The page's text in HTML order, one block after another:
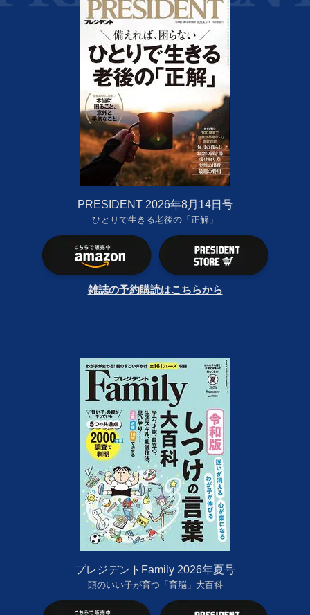
PRESIDENT 2026年8月14日号
ひとりで生きる老後の「正解」
雑誌の予約購読はこちらから
プレジデントFamily 2026年夏号
頭のいい子が育つ「育脳」大百科